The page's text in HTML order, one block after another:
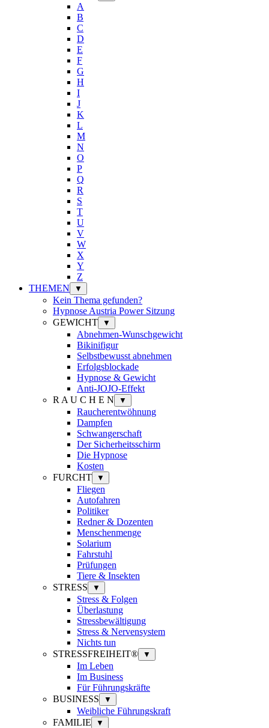
A
B
C
D
E
F
G
H
I
J
K
L
M
N
O
P
Q
R
S
T
U
V
W
X
Y
Z
THEMEN
▼
Kein Thema gefunden?
Hypnose Austria Power Sitzung
GEWICHT
▼
Abnehmen-Wunschgewicht
Bikinifigur
Selbstbewusst abnehmen
Erfolgsblockade
Hypnose & Gewicht
Anti-JOJO-Effekt
R A U C H E N
▼
Raucherentwöhnung
Dampfen
Schwangerschaft
Der Sicherheitsschirm
Die Hypnose
Kosten
FURCHT
▼
Fliegen
Autofahren
Politiker
Redner & Dozenten
Menschenmenge
Solarium
Fahrstuhl
Prüfungen
Tiere & Insekten
STRESS
▼
Stress & Folgen
Überlastung
Stressbewältigung
Stress & Nervensystem
Nichts tun
STRESSFREIHEIT®
▼
Im Leben
Im Business
Für Führungskräfte
BUSINESS
▼
Weibliche Führungskraft
FAMILIE
▼